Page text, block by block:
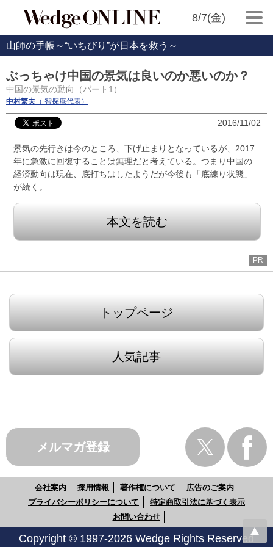
8/7(金)
山師の手帳～“いちびり”が日本を救う～
ぶっちゃけ中国の景気は良いのか悪いのか？
中国の景気の動向（パート1）
中村繁夫 （ 智探庵代表）
2016/11/02
景気の先行きは今のところ、下げ止まりとなっているが、2017
年に急激に回復することは無理だと考えている。つまり中国の
経済動向は現在、底打ちはしたようだが今後も「底練り状態」
が続く。
本文を読む
PR
トップページ
人気記事
メルマガ登録
会社案内 採用情報 著作権について
広告のご案内
プライバシーポリシーについて
特定商取引法に基づく表示
お問い合わせ
Copyright © 1997-2026 Wedge Rights Reserved